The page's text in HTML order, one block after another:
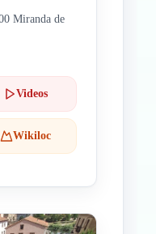
Miranda de
Videos
Wikiloc